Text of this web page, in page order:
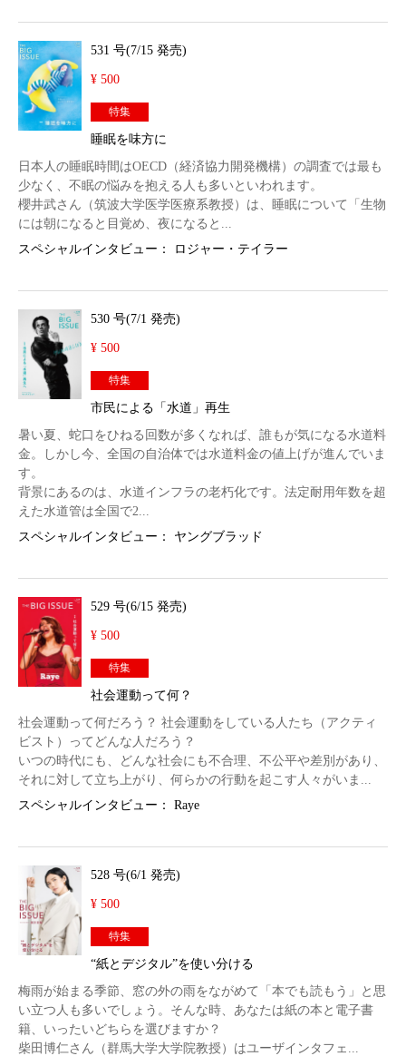
531 号(7/15 発売)
¥ 500
特集
睡眠を味方に
日本人の睡眠時間はOECD（経済協力開発機構）の調査では最も
少なく、不眠の悩みを抱える人も多いといわれます。
櫻井武さん（筑波大学医学医療系教授）は、睡眠について「生物
には朝になると目覚め、夜になると...
スペシャルインタビュー： ロジャー・テイラー
530 号(7/1 発売)
¥ 500
特集
市民による「水道」再生
暑い夏、蛇口をひねる回数が多くなれば、誰もが気になる水道料
金。しかし今、全国の自治体では水道料金の値上げが進んでいま
す。
背景にあるのは、水道インフラの老朽化です。法定耐用年数を超
えた水道管は全国で2...
スペシャルインタビュー： ヤングブラッド
529 号(6/15 発売)
¥ 500
特集
社会運動って何？
社会運動って何だろう？ 社会運動をしている人たち（アクティ
ビスト）ってどんな人だろう？
いつの時代にも、どんな社会にも不合理、不公平や差別があり、
それに対して立ち上がり、何らかの行動を起こす人々がいま...
スペシャルインタビュー： Raye
528 号(6/1 発売)
¥ 500
特集
“紙とデジタル”を使い分ける
梅雨が始まる季節、窓の外の雨をながめて「本でも読もう」と思
い立つ人も多いでしょう。そんな時、あなたは紙の本と電子書
籍、いったいどちらを選びますか？
柴田博仁さん（群馬大学大学院教授）はユーザインタフェ...